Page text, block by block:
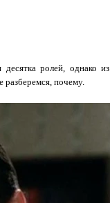
ролей, однако из
разберемся, почему.